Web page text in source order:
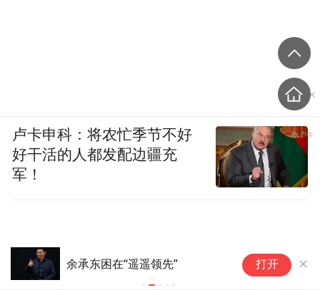
余承东困在“遥遥领先” 打开
卢卡申科：将农忙季节不好
好干活的人都发配边疆充
军！